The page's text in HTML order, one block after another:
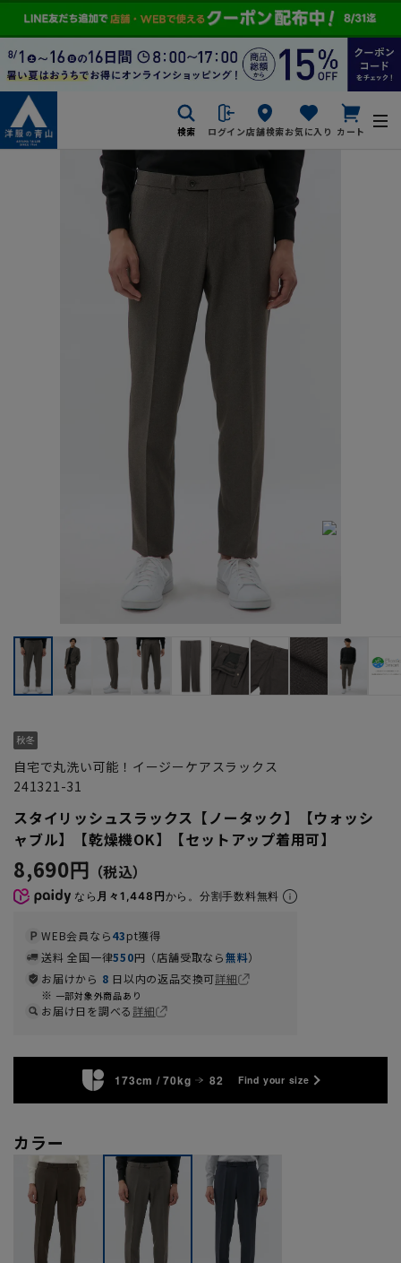
検索 ログイン店舗検索お気に入り カート
自宅で丸洗い可能！イージーケアスラックス
241321-31
スタイリッシュスラックス【ノータック】【ウォッシ
ャブル】【乾燥機OK】【セットアップ着用可】
8,690円
なら 月々1,448円から。分割手数料無料
WEB会員なら43pt獲得
送料 全国一律550円（店舗受取なら無料）
お届けから 8 日以内の返品交換可詳細
一部対象外商品あり
お届け日を調べる詳細
173cm / 70kg 82 Find your size
カラー